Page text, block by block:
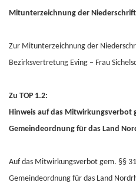
Mitunterzeichnung der Niederschrift
Zur Mitunterzeichnung der
Bezirksvertretung Eving – Frau
Zu TOP 1.2:
Hinweis auf das Mitwirkungsverbot
Gemeindeordnung für das Land
Auf das Mitwirkungsverbot gem. §§
Gemeindeordnung für das Land